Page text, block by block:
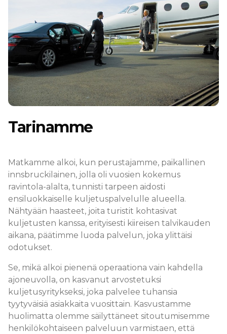
Tarinamme
Matkamme alkoi, kun perustajamme, paikallinen
innsbruckilainen, jolla oli vuosien kokemus
ravintola-alalta, tunnisti tarpeen aidosti
ensiluokkaiselle kuljetuspalvelulle alueella.
Nähtyään haasteet, joita turistit kohtasivat
kuljetusten kanssa, erityisesti kiireisen talvikauden
aikana, päätimme luoda palvelun, joka ylittäisi
odotukset.
Se, mikä alkoi pienenä operaationa vain kahdella
ajoneuvolla, on kasvanut arvostetuksi
kuljetusyritykseksi, joka palvelee tuhansia
tyytyväisiä asiakkaita vuosittain. Kasvustamme
huolimatta olemme säilyttäneet sitoutumisemme
henkilökohtaiseen palveluun varmistaen, että